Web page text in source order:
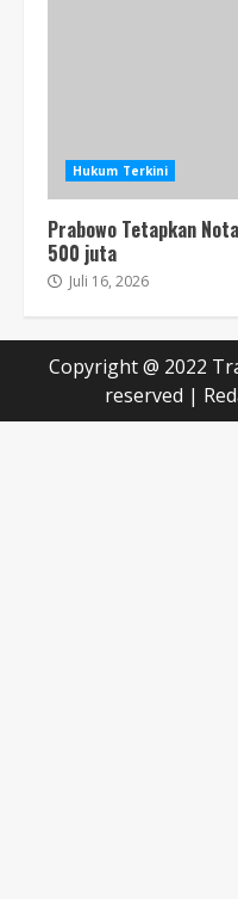
Hukum Terkini
Prabowo Tetapkan
500 juta
Juli 16, 2026
Copyright @ 2022
reserved |